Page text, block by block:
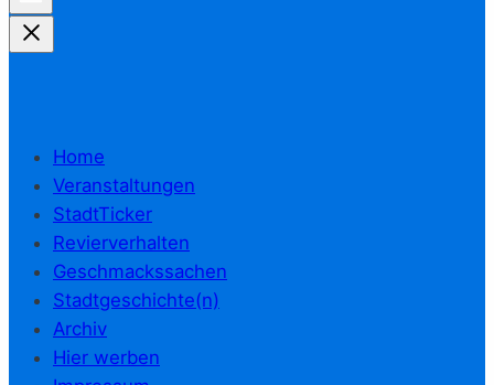
Home
Veranstaltungen
StadtTicker
Revierverhalten
Geschmackssachen
Stadtgeschichte(n)
Archiv
Hier werben